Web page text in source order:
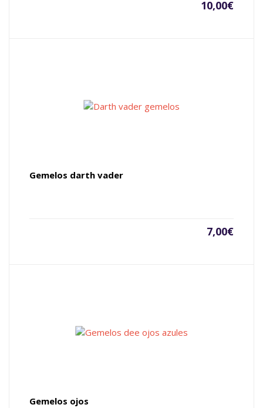
10,00€
Gemelos darth vader
7,00€
Gemelos ojos